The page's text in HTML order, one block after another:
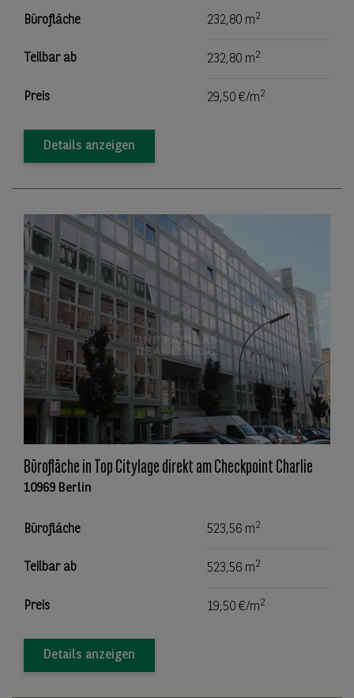
Bürofläche 232,80 m2
Teilbar ab 232,80 m2
Preis 29,50 €/m2
Details anzeigen
Bürofläche in Top Citylage direkt am Checkpoint Charlie
10969 Berlin
Bürofläche 523,56 m2
Teilbar ab 523,56 m2
Preis 19,50 €/m2
Details anzeigen